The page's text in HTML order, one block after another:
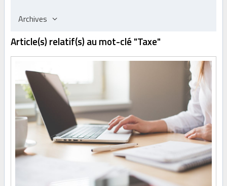
Archives
Article(s) relatif(s) au mot-clé "Taxe"